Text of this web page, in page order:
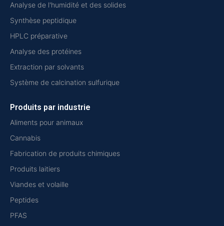
Analyse de l'humidité et des solides
Synthèse peptidique
HPLC préparative
Analyse des protéines
Extraction par solvants
Système de calcination sulfurique
Produits par industrie
Aliments pour animaux
Cannabis
Fabrication de produits chimiques
Produits laitiers
Viandes et volaille
Peptides
PFAS